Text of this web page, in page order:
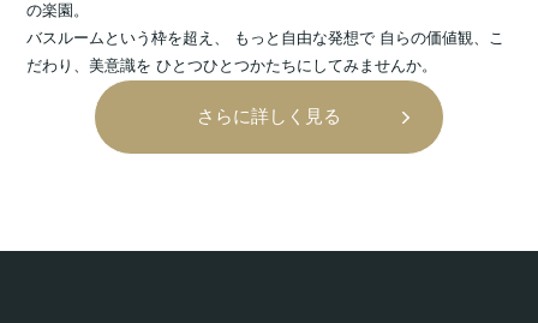
の楽園。
バスルームという枠を超え、 もっと自由な発想で 自らの価値観、こ
だわり、美意識を ひとつひとつかたちにしてみませんか。
さらに詳しく見る